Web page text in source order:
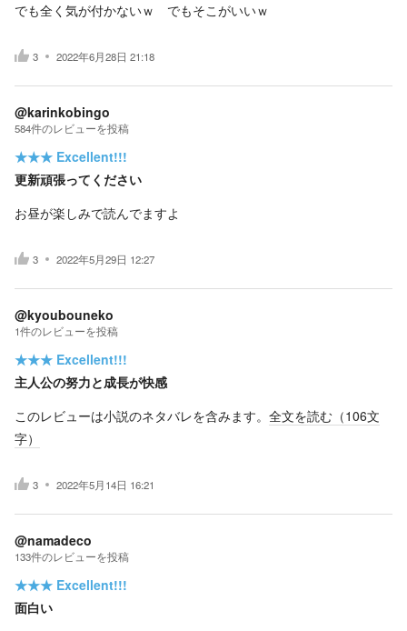
でも全く気が付かないｗ でもそこがいいｗ
3 2022年6月28日 21:18
@karinkobingo
584件のレビューを投稿
★★★ Excellent!!!
更新頑張ってください
お昼が楽しみで読んでますよ
3 2022年5月29日 12:27
@kyoubouneko
1件のレビューを投稿
★★★ Excellent!!!
主人公の努力と成長が快感
このレビューは小説のネタバレを含みます。 全文を読む（106文
字）
3 2022年5月14日 16:21
@namadeco
133件のレビューを投稿
★★★ Excellent!!!
面白い